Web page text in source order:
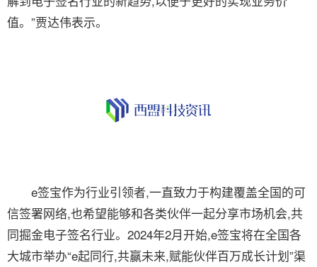
值。”贾达伟表示。
e签宝作为行业引领者,一直致力于构建覆盖全国的可
信签署网络,也希望能够和各类伙伴一起分享市场机会,共
同掘金电子签名行业。2024年2月开始,e签宝将在全国各
大城市举办“e起同行,共赢未来,赋能伙伴百万成长计划”渠